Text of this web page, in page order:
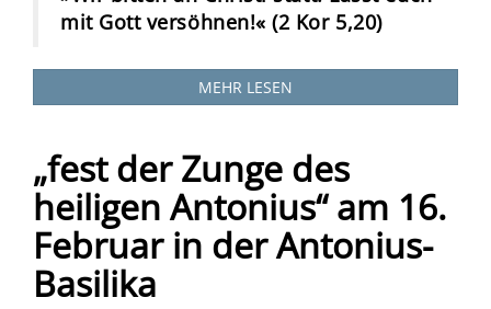
mit Gott versöhnen!« (2 Kor 5,20)
MEHR LESEN
„fest der Zunge des
heiligen Antonius“ am 16.
Februar in der Antonius-
Basilika